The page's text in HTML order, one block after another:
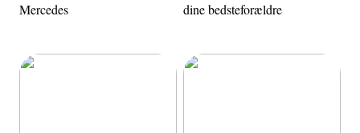
Mercedes
dine bedsteforældre